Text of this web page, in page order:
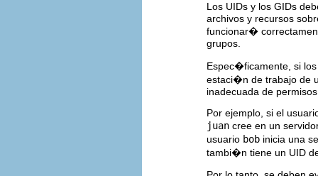
Los UIDs y los GIDs
archivos y recursos
funcionar�
grupos.
Espec�ficamente, si
estaci�n de trabajo de
inadecuada de
Por ejemplo, si el
juan cree en un
usuario bob inicia una
tambi�n tiene un UID